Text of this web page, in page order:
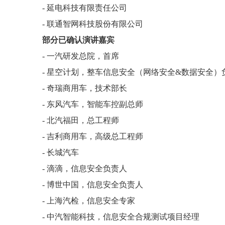
- 延电科技有限责任公司
- 联通智网科技股份有限公司
部分已确认演讲嘉宾
- 一汽研发总院，首席
- 星空计划，整车信息安全（网络安全&数据安全）
- 奇瑞商用车，技术部长
- 东风汽车，智能车控副总师
- 北汽福田，总工程师
- 吉利商用车，高级总工程师
- 长城汽车
- 滴滴，信息安全负责人
- 博世中国，信息安全负责人
- 上海汽检，信息安全专家
- 中汽智能科技，信息安全合规测试项目经理